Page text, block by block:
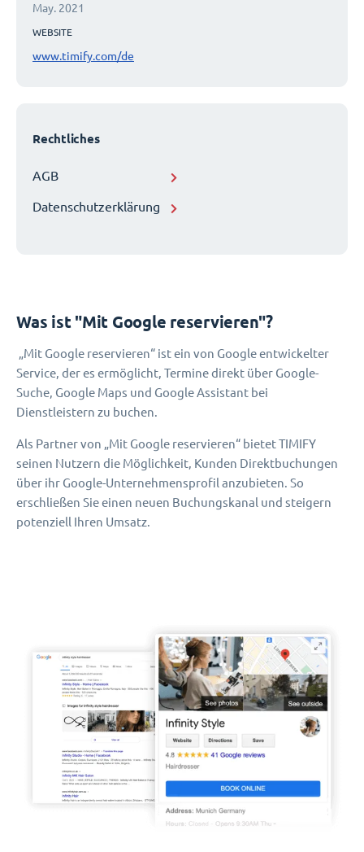
May. 2021
WEBSITE
www.timify.com/de
Rechtliches
AGB
Datenschutzerklärung
Was ist "Mit Google reservieren"?
„Mit Google reservieren“ ist ein von Google entwickelter
Service, der es ermöglicht, Termine direkt über Google-
Suche, Google Maps und Google Assistant bei
Dienstleistern zu buchen.
Als Partner von „Mit Google reservieren“ bietet TIMIFY
seinen Nutzern die Möglichkeit, Kunden Direktbuchungen
über ihr Google-Unternehmensprofil anzubieten. So
erschließen Sie einen neuen Buchungskanal und steigern
potenziell Ihren Umsatz.